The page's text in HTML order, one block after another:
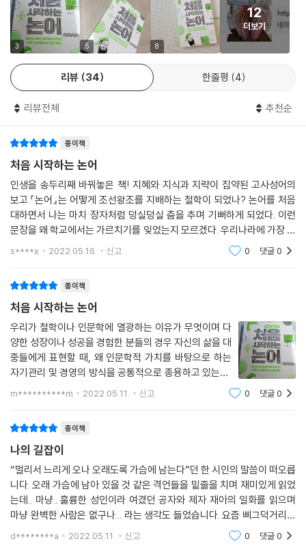
누구도 늙어가는 것을 알지 못한다
덕이 있는 사람은 외롭지 않고 반드시 이웃이 있다
음악의 아름다움에 석 달 동안 고기 맛을 알지 못했다
그 직위에 있지 않거든 그 자리의 정사를 논하지 말라
일을 잘하려면 먼저 그 연장을 날카롭게 해야 한다
자기가 원하지 않는 일을 남에게 시키지 말라
천하를 셋으로 나누다
참으로 흰 것은 염색을 해도 물들지 않는다
태백의 덕을 칭송할 마땅한 표현이 없다
사람이 죽을 때는 그 말이 착하다
강한 핵심이 존재한다. 이러한 핵심을 명언이라 말하는데 이는 작품 전체
의 핵심을 함축시킨 것으로서 창작의 영감이 고스란히 결집되어 있는 지혜
의 결정체이다.
이러한 지혜의 결정체들은 알알이 열매가 되어 지금까지도 전해오고 있다.
고 있다. 이는 수백 수천 가지에 달하는 후세의 작품들은 도저히 흉내조차
『논어』를 연구하여 핵심을 파악한 정자는 ‘不知手之舞之足之蹈之’라는
유명한 말을 남긴다. 이 말은 ‘나도 모르는 사이에 손과 발로 덩실덩실 춤을
추게 된다.’는 뜻이다. 『논어』를 통해 심오한 공자의 사상과 철학을 파악한
정자는 그토록 희열을 느꼈던 것이다. 공자의 고향 곡부에 가면 ‘有朋自遠
方來 不亦樂呼’라고 크게 쓰여 있었다. 이 글은 『논어』 제1장 1절에 나오
는 말로 ‘친구가 먼 곳에서 왔는데 어찌 반가워하지 아니 하리오’라는 뜻이
공자는 참으로 열정적인 인간이었다. 고뇌와 절망을 반복하면서 자기의 꿈
을 세상의 꿈으로 바꾸고자 평생 방황했던 인물이다. 기원전 497년 54세
의 공자는 안회, 재아, 자로, 자공 등 4명의 제자와 함께 세상을 바로 잡아
보고자 14년간 기나긴 유랑생활을 했다. 공자는 수천 킬로미터를 걸어 다
녔으며 무려 일곱 나라를 두루 돌아다녔다. 또한 공자는 3천여 명의 제자
를 거느렸는데 그의 명성은 제자를 잘 두어서 그의 행적과 가르침을 후대
에 전했기 때문이라고 한다. 장자의 글 속에서 공자와 안회의 관계를 이렇
“선생님이 걸으시면 저도 걷습니다. 선생님이 뛰시면 저도 뜁니다. 선생님
이 달리시면 저도 달립니다. 그러나 선생님이 티끌 하나 일으키지 않고 화
살처럼 멀어져갈 때 제가 할 수 있는 일은 선생님의 뒷모습을 멍하니 쳐다
보는 것뿐입니다.”
죽이면 죽일수록 더욱 화려하게 부활하는 『논어』
권력이 실천의 동력이라는 것을 정확하게 파악한 현실주의자
3 5 8
12
더보기
리뷰 34 한줄평 4
리뷰전체 추천순
종이책
처음 시작하는 논어
인생을 송두리째 바꿔놓은 책! 지혜와 지식과 지략이 집약된 고사성어의
보고 『논어』는 어떻게 조선왕조를 지배하는 철학이 되었나? 논어를 처음
대하면서 나는 마치 장자처럼 덩실덩실 춤을 추며 기뻐하게 되었다. 이런
문장을 왜 학교에서는 가르치기를 잊었는지 모르겠다. 우리나라에 가장 강
력하게 영향을 미친 『논어』는 사서오경의 첫 번째 책으로 중국 최초의 어
s****x 2022.05.16. 신고 0 댓글0
종이책
처음 시작하는 논어
우리가 철학이나 인문학에 열광하는 이유가 무엇이며 다
양한 성장이나 성공을 경험한 분들의 경우 자신의 삶을 대
중들에게 표현할 때, 왜 인문학적 가치를 바탕으로 하는
자기관리 및 경영의 방식을 공통적으로 종용하고 있는지,
이에 대해 판단해 볼 필요가 있다. ＜처음 시작하는 논어
m**********m 2022.05.11. 신고 0 댓글0
종이책
나의 길잡이
“멀리서 느리게 오나 오래도록 가슴에 남는다”던 한 시인의 말씀이 떠오릅
니다. 오래 가슴에 남아 있을 것 같은 격언들을 밑줄을 치며 재미있게 읽었
는데.. 마냥.. 훌륭한 성인이라 여겼던 공자와 제자 재아의 일화를 읽으며
마냥 완벽한 사람은 없구나... 라는 생각도 들었습니다. 요즘 삐그덕거리는
관계가 있어 인간의 내면과 본성에 대해 많은 관심을 갖고 있었는데 논어
d********a 2022.05.11. 신고 0 댓글0